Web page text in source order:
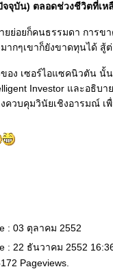
จุบัน) ตลอดช่วงชีวิตที่เห
ย่อยก็คนธรรมดา การข
มากๆเขาก็ยังขาดทุนได้
ของ เซอร์ไอแซคนิวตัน นั้
Investor และอธิบ
วบคุมวินัยเชิงอารมณ์ เพื่
: 03 ตุลาคม 2552
: 22 ธันวาคม 2552
Pageviews.